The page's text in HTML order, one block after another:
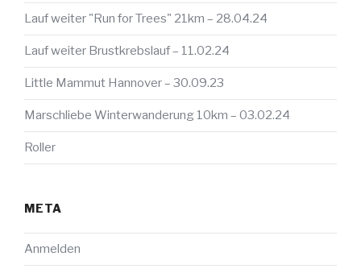
Lauf weiter "Run for Trees" 21km – 28.04.24
Lauf weiter Brustkrebslauf – 11.02.24
Little Mammut Hannover – 30.09.23
Marschliebe Winterwanderung 10km – 03.02.24
Roller
META
Anmelden